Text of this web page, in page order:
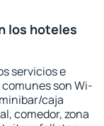
los hoteles
servicios e
son Wi-
caja
comedor, zona